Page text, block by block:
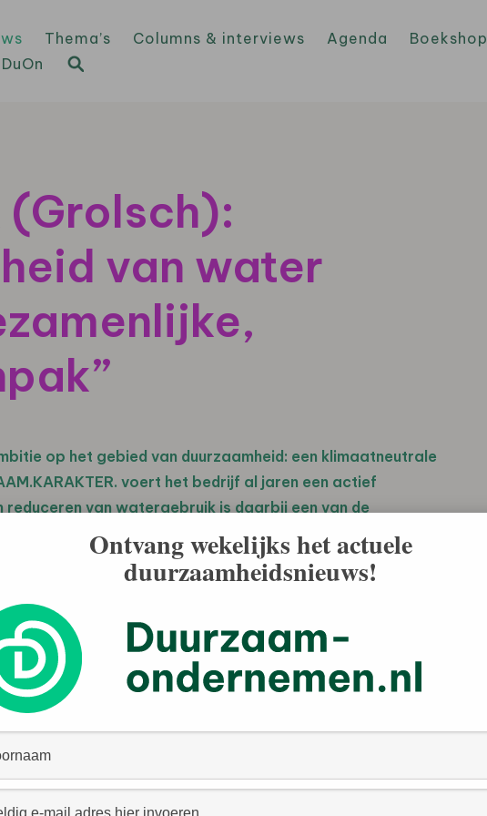
Thema’s Columns & interviews Agenda Boekshop
(Grolsch):
van water
op het gebied van duurzaamheid: een klimaatneutrale
voert het bedrijf al jaren een actief
reduceren van watergebruik is daarbij een van de
en karakter”, zo weet Susan Ladrak, sustainability
een eigenzinnige brouwer en houden van innoveren.”
verder gaat dan alleen milieuaspecten, zoals
“We kijken ook naar de menselijke kant: we vinden het
alcoholgebruik en zetten ons in voor inclusiviteit
spannende jaren waren. De wereldwijde coronapandemie
was lange tijd gesloten en festivals en evenementen
tijd door hard werken nog veel mooie dingen kunnen
Ladrak. “Daar zijn we trots op en dat motiveert eens te
Ontvang wekelijks het actuele
duurzaamheidsnieuws!